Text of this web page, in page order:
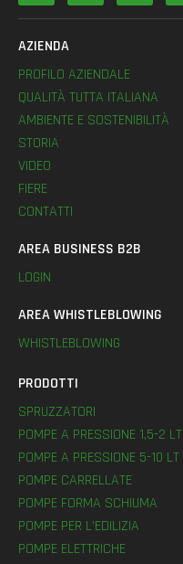
AZIENDA
PROFILO AZIENDALE
QUALITÀ TUTTA ITALIANA
AMBIENTE E SOSTENIBILITÀ
STORIA
VIDEO
FIERE
CONTATTI
AREA BUSINESS B2B
LOGIN
AREA WHISTLEBLOWING
WHISTLEBLOWING
PRODOTTI
SPRUZZATORI
POMPE A PRESSIONE 1,5-2 LT
POMPE A PRESSIONE 5-10 LT
POMPE CARRELLATE
POMPE FORMA SCHIUMA
POMPE PER L’EDILIZIA
POMPE ELETTRICHE